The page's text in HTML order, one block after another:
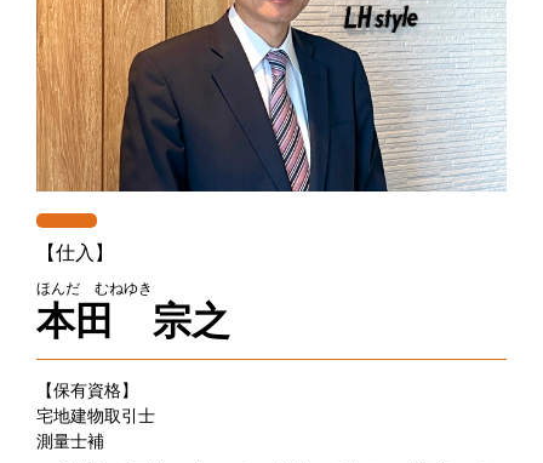
【仕入】
ほんだ むねゆき
本田 宗之
【保有資格】
宅地建物取引士
測量士補